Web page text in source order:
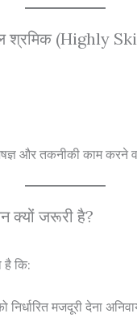
(Highly
और तकनीकी काम करने
क्यों जरूरी है?
है कि:
मजदूरी देना